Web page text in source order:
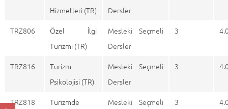
Hizmetleri (TR)
Dersler
TRZ806
Özel İlgi
Turizmi (TR)
Mesleki Seçmeli
Dersler
3
TRZ816
Turizm
Psikolojisi (TR)
Mesleki Seçmeli
Dersler
3
TRZ818
Turizmde
Mesleki Seçmeli
3